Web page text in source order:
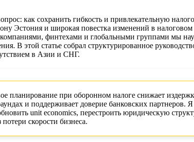
как сохранить гибкость и привлекательную
Эстония и широкая повестка изменений в налоговом
финтехами и глобальными группами мы
В этой статье собрал структурированное
в Азии и СНГ.
планирование при оборонном налоге снижает
и поддерживает доверие банковских партнеров.
unit economics, перестроить юридическую
скорости бизнеса.